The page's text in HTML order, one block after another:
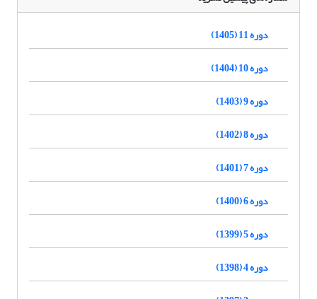
دوره 11 (1405)
دوره 10 (1404)
دوره 9 (1403)
دوره 8 (1402)
دوره 7 (1401)
دوره 6 (1400)
دوره 5 (1399)
دوره 4 (1398)